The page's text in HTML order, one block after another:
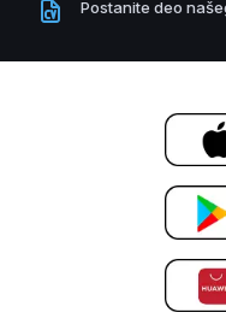
Postanite deo